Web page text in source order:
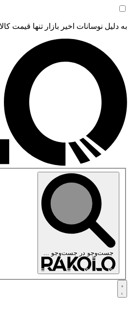
به دلیل نوسانات اخیر بازار تنها قیمت
جست‌وجو در جست‌وجو ...